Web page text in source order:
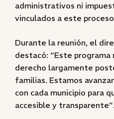
administrativos ni
vinculados a este
Durante la reunión, el
destacó: “Este
derecho largamente
familias. Estamos
con cada municipio para
accesible y transparente”.